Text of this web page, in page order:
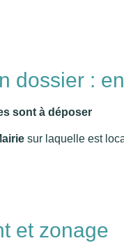
dossier :
sont à déposer
sur laquelle est
et zonage